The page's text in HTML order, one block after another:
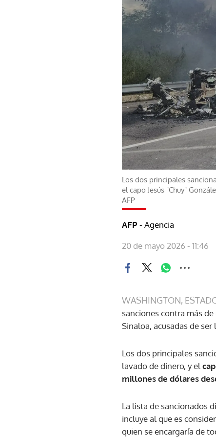
Los dos principales
el capo Jesús "Chuy"
AFP
AFP - Agencia
20 de mayo 2026 - 11:46
WASHINGTON,
sanciones contra más
Sinaloa, acusadas de
Los dos principales
lavado de dinero, y el
millones de dólares
La lista de sancionados
incluye al que es
quien se encargaría de